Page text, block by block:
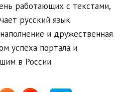
работающих с текстами,
русский язык
и дружественная
успеха портала и
в России.